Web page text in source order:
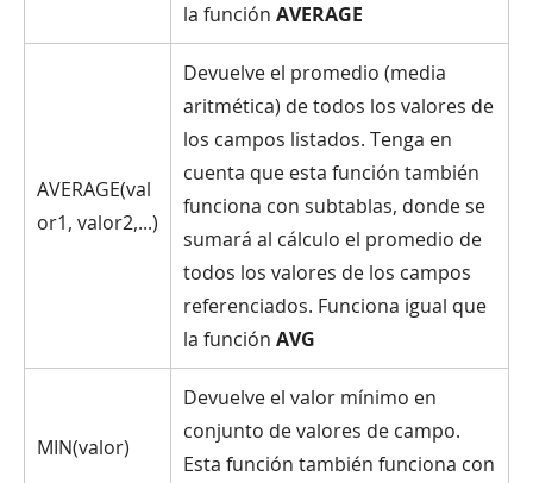
la función AVERAGE
AVERAGE(val
or1, valor2,...)
Devuelve el promedio (media
aritmética) de todos los valores de
los campos listados. Tenga en
cuenta que esta función también
funciona con subtablas, donde se
sumará al cálculo el promedio de
todos los valores de los campos
referenciados. Funciona igual que
la función AVG
MIN(valor)
Devuelve el valor mínimo en
conjunto de valores de campo.
Esta función también funciona con